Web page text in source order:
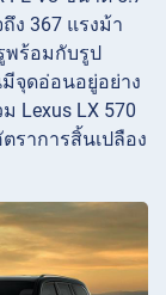
ง 367 แรงม้า
พร้อมกับรูป
จุดอ่อนอยู่อย่าง
Lexus LX 570
ราการสิ้นเปลือง